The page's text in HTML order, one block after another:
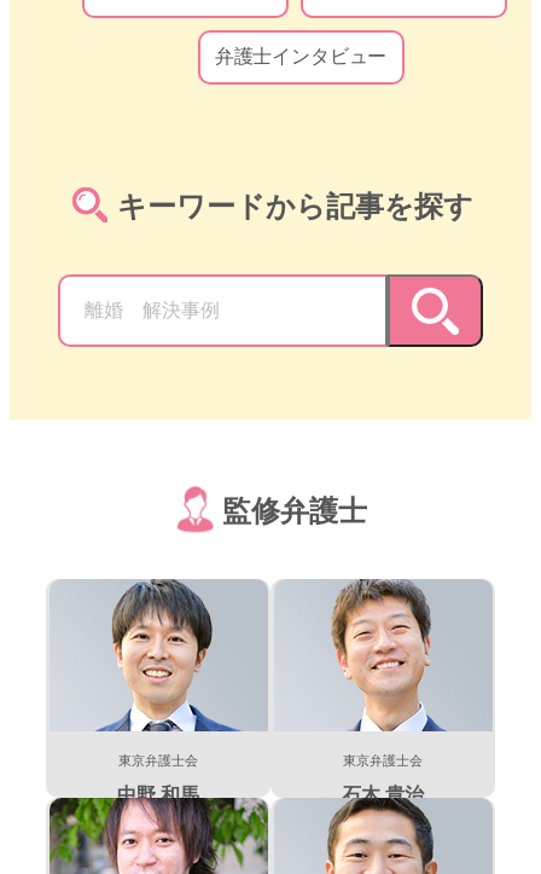
弁護士インタビュー
キーワードから記事を探す
監修弁護士
東京弁護士会
中野 和馬
東京弁護士会
石木 貴治